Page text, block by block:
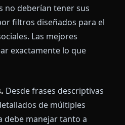
no deberían tener sus
filtros diseñados para el
Las mejores
exactamente lo que
Desde frases descriptivas
de múltiples
manejar tanto a